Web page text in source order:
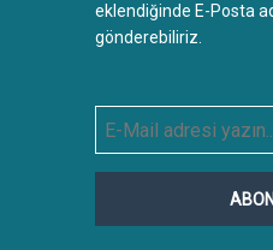
eklendiğinde E-Posta
gönderebiliriz.